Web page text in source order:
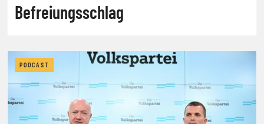
Befreiungsschlag
PODCAST